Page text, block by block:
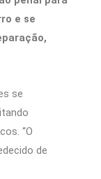
e se
se
“O
de